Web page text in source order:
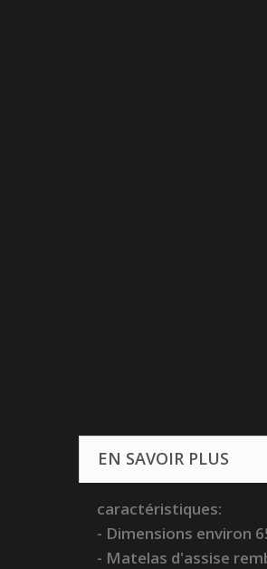
EN SAVOIR PLUS
caractéristiques:
- Dimensions environ
- Matelas d'assise